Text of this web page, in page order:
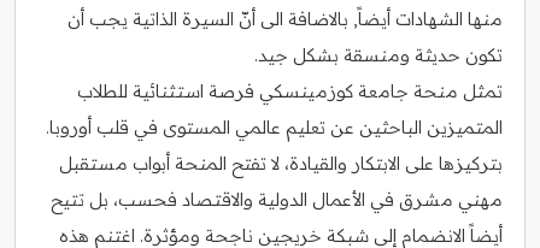
منها الشهادات أيضاً, بالاضافة الى أنّ السيرة الذاتية يجب أن
تكون حديثة ومنسقة بشكل جيد.
تمثل منحة جامعة كوزمينسكي فرصة استثنائية للطلاب
المتميزين الباحثين عن تعليم عالمي المستوى في قلب أوروبا.
بتركيزها على الابتكار والقيادة، لا تفتح المنحة أبواب مستقبل
مهني مشرق في الأعمال الدولية والاقتصاد فحسب، بل تتيح
أيضاً الانضمام إلى شبكة خريجين ناجحة ومؤثرة. اغتنم هذه